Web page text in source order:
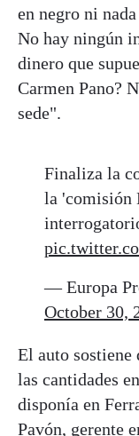
en negro ni
No hay ningún
dinero que
Carmen Pano?
sede".
Finaliza la
la 'comisión
— Europa
October 30,
El auto sostiene
las cantidades
disponía en
Pavón, gerente